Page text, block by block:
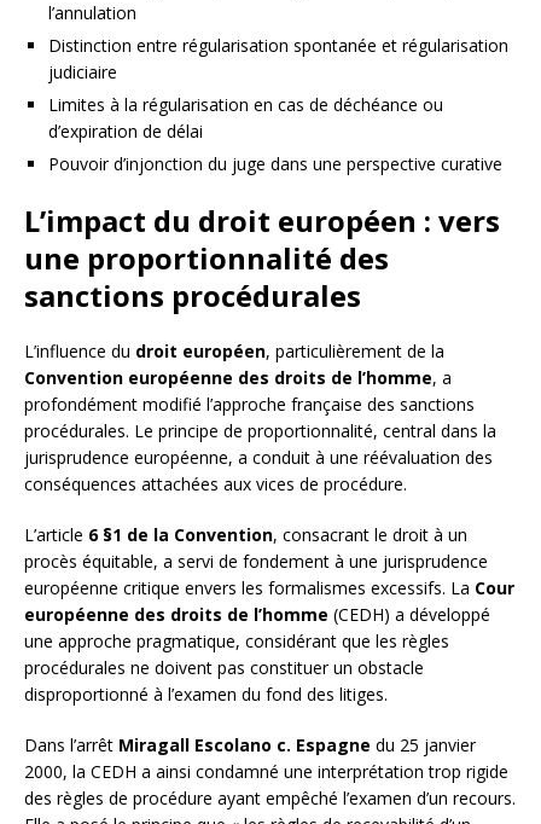
l’annulation
Distinction entre régularisation spontanée et régularisation
judiciaire
Limites à la régularisation en cas de déchéance ou
d’expiration de délai
Pouvoir d’injonction du juge dans une perspective curative
L’impact du droit européen : vers
une proportionnalité des
sanctions procédurales
L’influence du droit européen, particulièrement de la
Convention européenne des droits de l’homme, a
profondément modifié l’approche française des sanctions
procédurales. Le principe de proportionnalité, central dans la
jurisprudence européenne, a conduit à une réévaluation des
conséquences attachées aux vices de procédure.
L’article 6 §1 de la Convention, consacrant le droit à un
procès équitable, a servi de fondement à une jurisprudence
européenne critique envers les formalismes excessifs. La Cour
européenne des droits de l’homme (CEDH) a développé
une approche pragmatique, considérant que les règles
procédurales ne doivent pas constituer un obstacle
disproportionné à l’examen du fond des litiges.
Dans l’arrêt Miragall Escolano c. Espagne du 25 janvier
2000, la CEDH a ainsi condamné une interprétation trop rigide
des règles de procédure ayant empêché l’examen d’un recours.